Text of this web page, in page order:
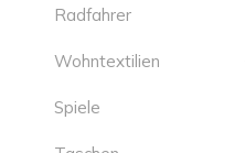
Radfahrer
Wohntextilien
Spiele